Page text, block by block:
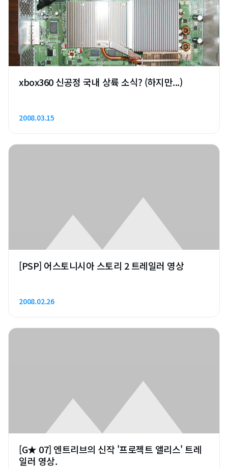
xbox360 신공정 국내 상륙 소식? (하지만...)
2008.03.15
[PSP] 어스토니시아 스토리 2 트레일러 영상
2008.02.26
[G★ 07] 엔트리브의 신작 '프로젝트 앨리스' 트레
일러 영상.